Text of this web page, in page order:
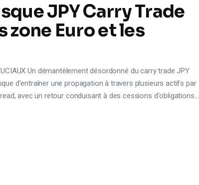
JPY Carry Trade
Euro et les
Un démantèlement désordonné du carry trade JPY
d'entraîner une propagation à travers plusieurs actifs par
avec un retour conduisant à des cessions d'obligations…